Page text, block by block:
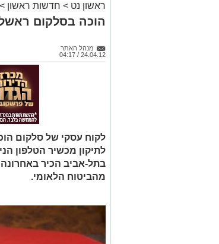
ראשון נט > חדשות ראשון >
הוכה בסלקום
מנהל האתר
24.04.12 / 04:17
לקוח עסקי של סלקום
לתיקון מכשיר הטלפון
בתל-אביב הכיר
מהביטוח הלאומי.